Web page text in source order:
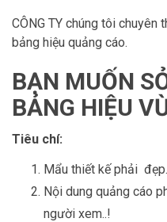
CÔNG TY chúng tôi
bảng hiệu quảng cáo.
BẠN MUỐN
BẢNG HIỆU
Tiêu chí:
Mẩu thiết kế phải
Nội dung quảng cáo
người xem..!